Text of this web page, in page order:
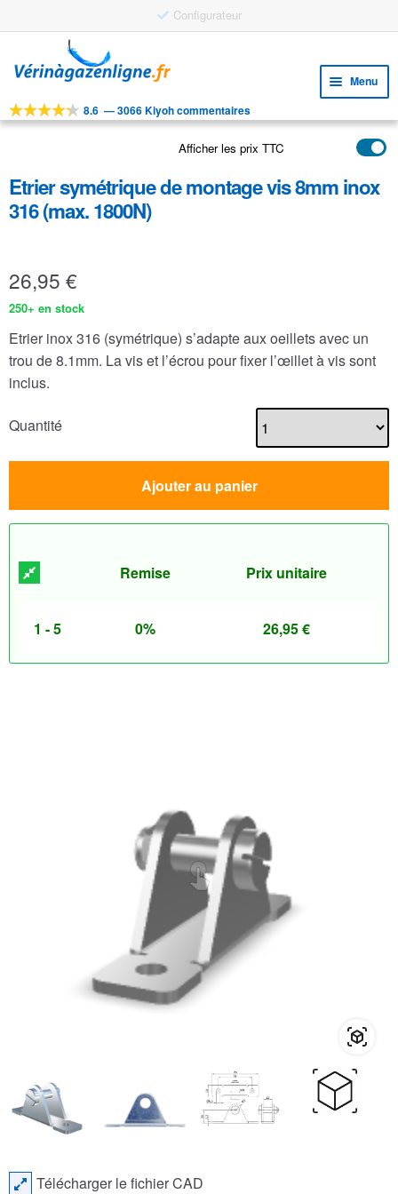
Configurateur
à
navigation
au
Menu
OUTILS
le
menu
menu
APPLICATIONS
SERVICE CLIENTELE
8.6 —3066 Kiyoh commentaires
Afficher les prix TTC
Etrier symétrique de montage vis 8mm inox
316 (max. 1800N)
26,95 €
250+ en stock
Etrier inox 316 (symétrique) s’adapte aux oeillets avec un
trou de 8.1mm. La vis et l’écrou pour fixer l’œillet à vis sont
inclus.
Quantité
Ajouter au panier
Remise Prix unitaire
1 - 5 0% 26,95€
Télécharger le fichier CAD